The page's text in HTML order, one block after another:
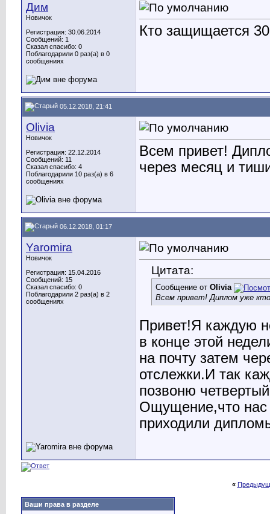
Дим
Новичок
Регистрация: 30.06.2014
Сообщений: 1
Сказал спасибо: 0
Поблагодарили 0 раз(а) в 0
сообщениях
Кто защищается
05.12.2018, 21:41
Olivia
Новичок
Регистрация: 22.12.2014
Сообщений: 11
Сказал спасибо: 4
Поблагодарили 10 раз(а) в 6
сообщениях
Всем привет!
через месяц и
06.12.2018, 01:17
Yaromira
Новичок
Регистрация: 15.04.2016
Сообщений: 15
Сказал спасибо: 0
Поблагодарили 2 раз(а) в 2
сообщениях
Цитата:
Сообщение от Olivia
Всем привет! Диплом уже
Привет!Я каждую
в конце этой
на почту затем
отслежки.И так
позвоню
Ощущение,что нас
приходили
«
Ваши права в разделе